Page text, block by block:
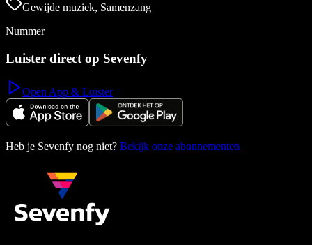
Gewijde muziek, Samenzang
Nummer
Luister direct op Sevenfy
Open App & Luister
Heb je Sevenfy nog niet? Bekijk onze abonnementen